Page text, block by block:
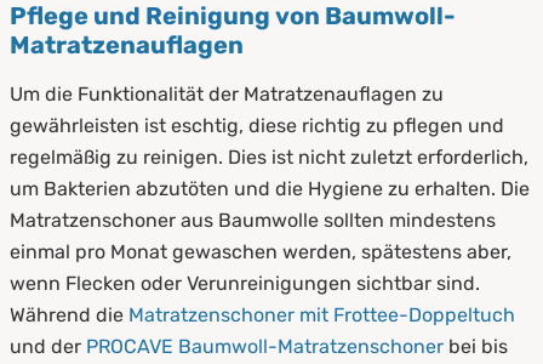
Pflege und Reinigung von Baumwoll-
Matratzenauflagen
Um die Funktionalität der Matratzenauflagen zu
gewährleisten ist eschtig, diese richtig zu pflegen und
regelmäßig zu reinigen. Dies ist nicht zuletzt erforderlich,
um Bakterien abzutöten und die Hygiene zu erhalten. Die
Matratzenschoner aus Baumwolle sollten mindestens
einmal pro Monat gewaschen werden, spätestens aber,
wenn Flecken oder Verunreinigungen sichtbar sind.
Während die Matratzenschoner mit Frottee-Doppeltuch
und der PROCAVE Baumwoll-Matratzenschoner bei bis